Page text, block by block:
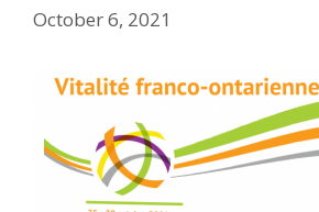
October 6, 2021